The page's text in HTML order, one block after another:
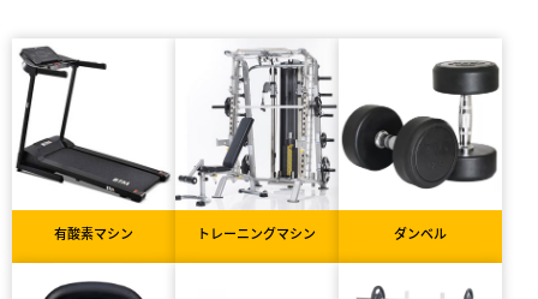
有酸素マシン トレーニングマシン ダンベル